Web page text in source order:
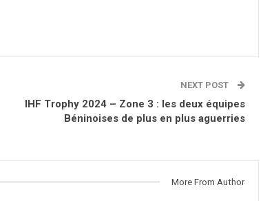
NEXT POST
IHF Trophy 2024 – Zone 3 : les deux équipes
Béninoises de plus en plus aguerries
More From Author